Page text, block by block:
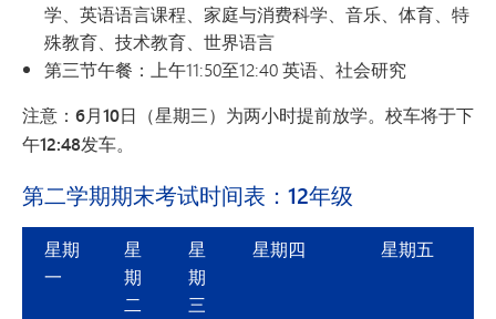
学、英语语言课程、家庭与消费科学、音乐、体育、特
殊教育、技术教育、世界语言
第三节午餐：上午11:50至12:40 英语、社会研究
注意：6月10日（星期三）为两小时提前放学。校车将于下
午12:48发车。
第二学期期末考试时间表：12年级
星期
一
星
期
二
星
期
三
星期四 星期五